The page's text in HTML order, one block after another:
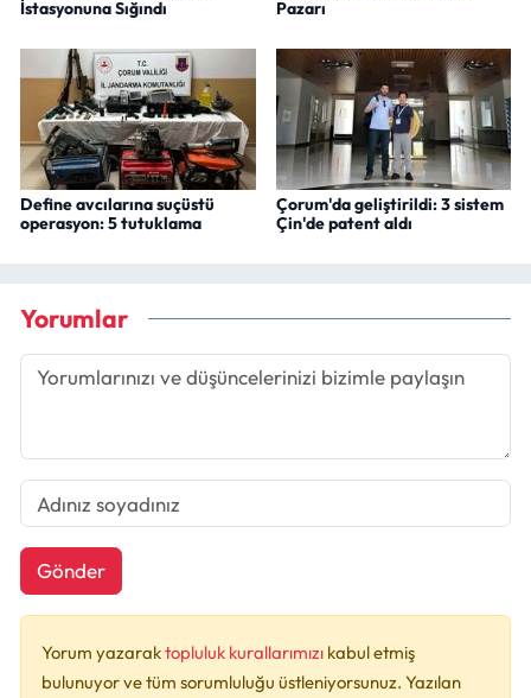
İstasyonuna Sığındı
Pazarı
Define avcılarına suçüstü
operasyon: 5 tutuklama
Çorum'da geliştirildi: 3 sistem
Çin'de patent aldı
Yorumlar
Gönder
Yorum yazaraktopluluk kurallarımızı kabul etmiş
bulunuyor ve tüm sorumluluğu üstleniyorsunuz. Yazılan